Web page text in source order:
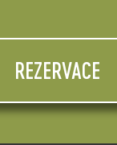
REZERVACE